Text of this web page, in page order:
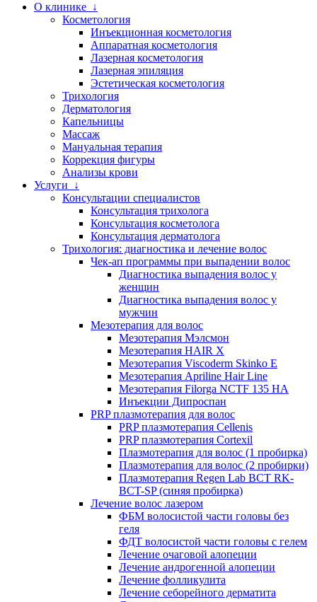
О клинике ↓
Косметология
Инъекционная косметология
Аппаратная косметология
Лазерная косметология
Лазерная эпиляция
Эстетическая косметология
Трихология
Дерматология
Капельницы
Массаж
Мануальная терапия
Коррекция фигуры
Анализы крови
Услуги ↓
Консультации специалистов
Консультация трихолога
Консультация косметолога
Консультация дерматолога
Трихология: диагностика и лечение волос
Чек-ап программы при выпадении волос
Диагностика выпадения волос у
женщин
Диагностика выпадения волос у
мужчин
Мезотерапия для волос
Мезотерапия Мэлсмон
Мезотерапия HAIR X
Мезотерапия Viscoderm Skinko E
Мезотерапия Apriline Hair Line
Мезотерапия Filorga NCTF 135 HA
Инъекции Дипроспан
PRP плазмотерапия для волос
PRP плазмотерапия Cellenis
PRP плазмотерапия Cortexil
Плазмотерапия для волос (1 пробирка)
Плазмотерапия для волос (2 пробирки)
Плазмотерапия Regen Lab BCT RK-
BCT-SP (синяя пробирка)
Лечение волос лазером
ФБМ волосистой части головы без
геля
ФДТ волосистой части головы с гелем
Лечение очаговой алопеции
Лечение андрогенной алопеции
Лечение фолликулита
Лечение себорейного дерматита